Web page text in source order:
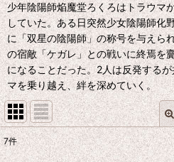
少年陰陽師焔魔堂ろくろはトラウマ
していた。ある日突然少女陰陽師化
に「双星の陰陽師」の称号を与えら
の宿敵「ケガレ」との戦いに終焉を
になることだった。2人は反発する
マを乗り越え、絆を深めていく。
表示数:
7件